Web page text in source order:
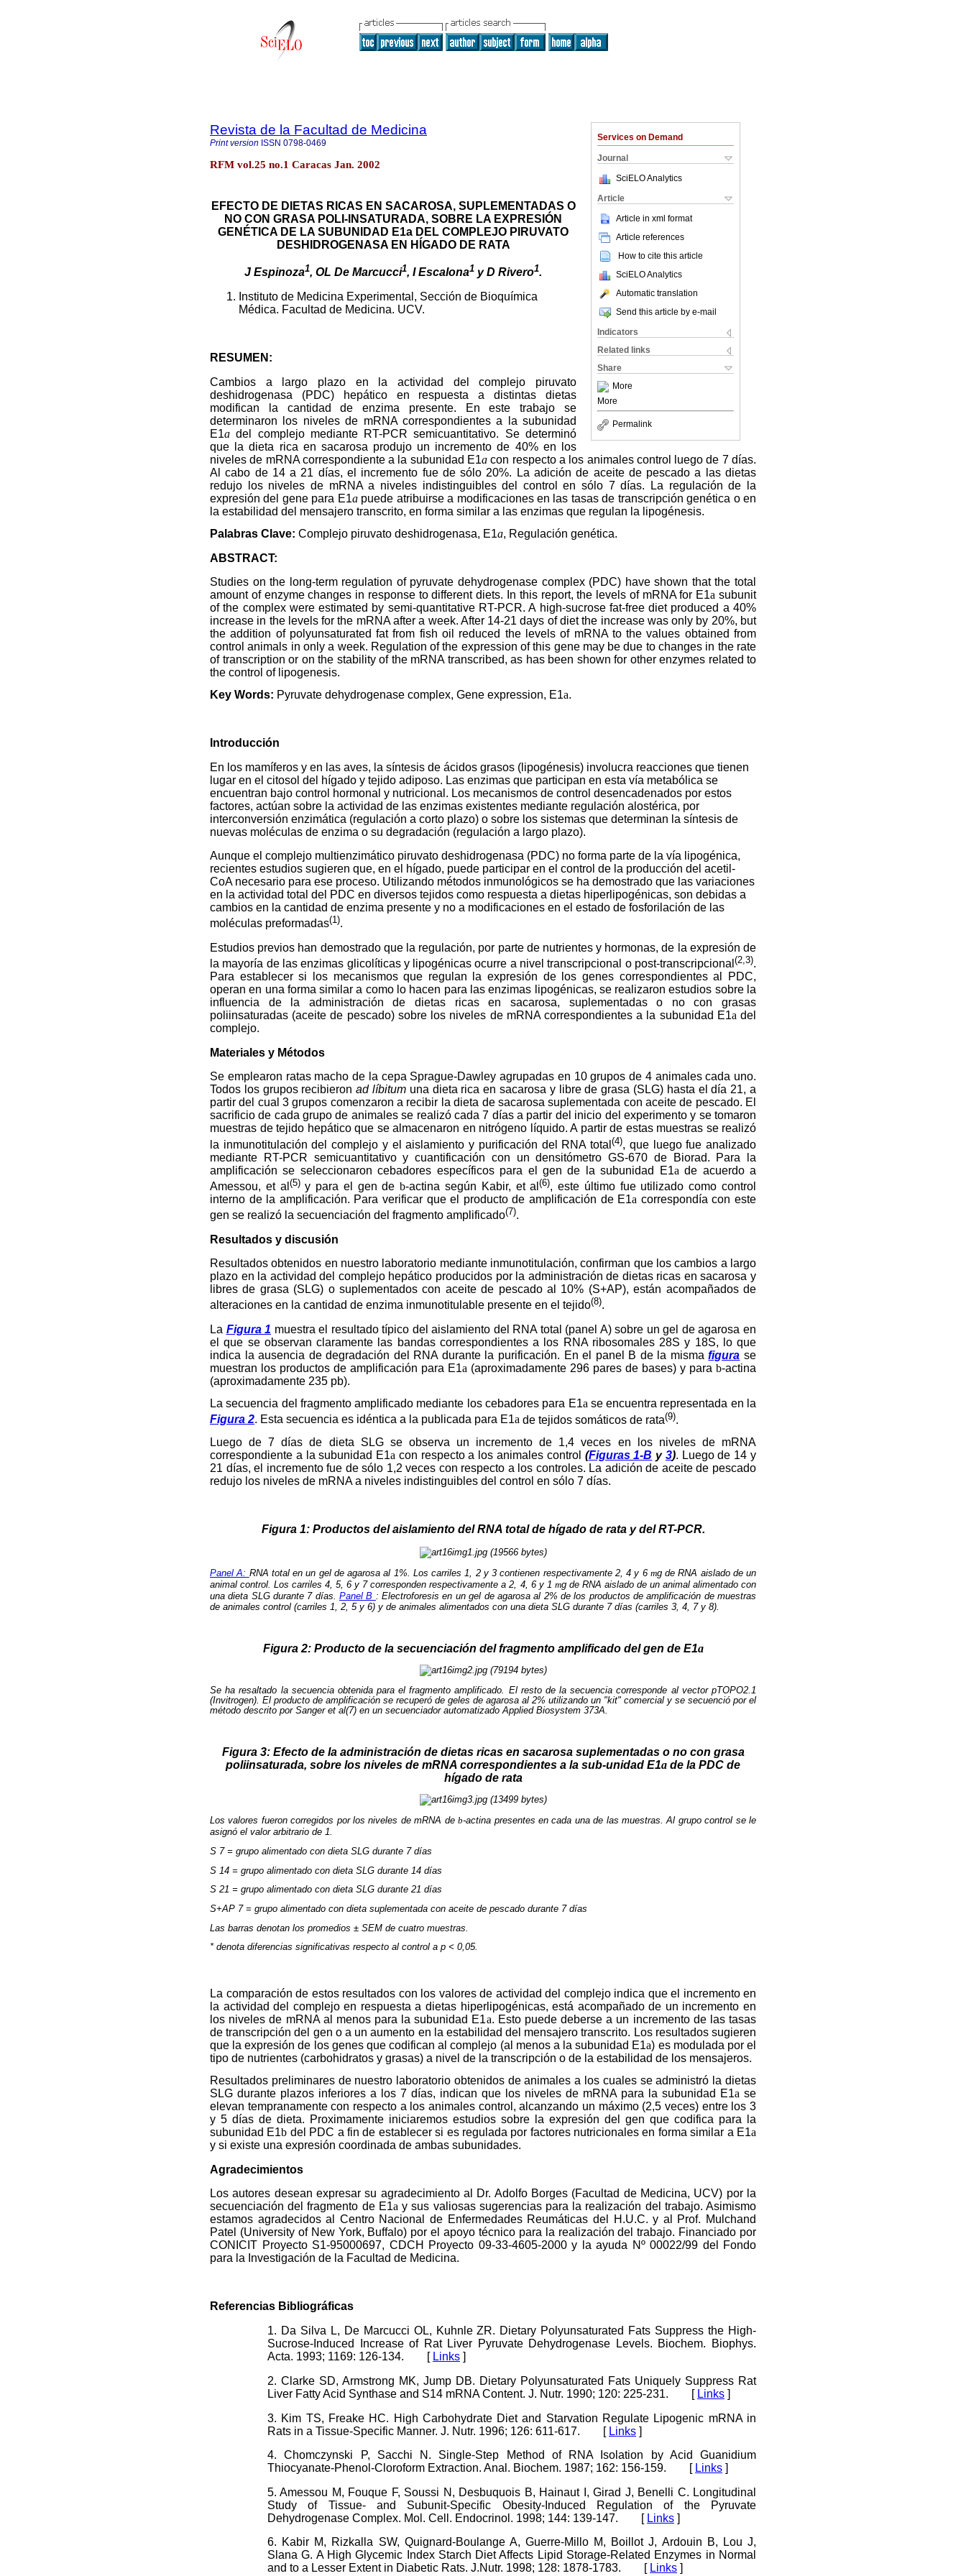
Services on Demand
Journal
SciELO Analytics
Article
Article in xml format
Article references
How to cite this article
SciELO Analytics
Automatic translation
Send this article by e-mail
Indicators
Related links
Share
More
More
Permalink
Revista de la Facultad de Medicina
Print version ISSN 0798-0469
RFM vol.25 no.1 Caracas Jan. 2002
EFECTO DE DIETAS RICAS EN SACAROSA, SUPLEMENTADAS O
NO CON GRASA POLI-INSATURADA, SOBRE LA EXPRESIÓN
GENÉTICA DE LA SUBUNIDAD E1a DEL COMPLEJO PIRUVATO
DESHIDROGENASA EN HÍGADO DE RATA
J Espinoza1, OL De Marcucci1, I Escalona1 y D Rivero1.
Instituto de Medicina Experimental, Sección de Bioquímica
Médica. Facultad de Medicina. UCV.
RESUMEN:
Cambios a largo plazo en la actividad del complejo piruvato
deshidrogenasa (PDC) hepático en respuesta a distintas dietas
modifican la cantidad de enzima presente. En este trabajo se
determinaron los niveles de mRNA correspondientes a la subunidad
E1a del complejo mediante RT-PCR semicuantitativo. Se determinó
que la dieta rica en sacarosa produjo un incremento de 40% en los
niveles de mRNA correspondiente a la subunidad E1a con respecto a los animales control luego de 7 días.
Al cabo de 14 a 21 días, el incremento fue de sólo 20%. La adición de aceite de pescado a las dietas
redujo los niveles de mRNA a niveles indistinguibles del control en sólo 7 días. La regulación de la
expresión del gene para E1apuede atribuirse a modificaciones en las tasas de transcripción genética o en
la estabilidad del mensajero transcrito, en forma similar a las enzimas que regulan la lipogénesis.
Palabras Clave: Complejo piruvato deshidrogenasa, E1a, Regulación genética.
ABSTRACT:
Studies on the long-term regulation of pyruvate dehydrogenase complex (PDC) have shown that the total
amount of enzyme changes in response to different diets. In this report, the levels of mRNA for E1a subunit
of the complex were estimated by semi-quantitative RT-PCR. A high-sucrose fat-free diet produced a 40%
increase in the levels for the mRNA after a week. After 14-21 days of diet the increase was only by 20%, but
the addition of polyunsaturated fat from fish oil reduced the levels of mRNA to the values obtained from
control animals in only a week. Regulation of the expression of this gene may be due to changes in the rate
of transcription or on the stability of the mRNA transcribed, as has been shown for other enzymes related to
the control of lipogenesis.
Key Words: Pyruvate dehydrogenase complex, Gene expression, E1a.
Introducción
En los mamíferos y en las aves, la síntesis de ácidos grasos (lipogénesis) involucra reacciones que tienen
lugar en el citosol del hígado y tejido adiposo. Las enzimas que participan en esta vía metabólica se
encuentran bajo control hormonal y nutricional. Los mecanismos de control desencadenados por estos
factores, actúan sobre la actividad de las enzimas existentes mediante regulación alostérica, por
interconversión enzimática (regulación a corto plazo) o sobre los sistemas que determinan la síntesis de
nuevas moléculas de enzima o su degradación (regulación a largo plazo).
Aunque el complejo multienzimático piruvato deshidrogenasa (PDC) no forma parte de la vía lipogénica,
recientes estudios sugieren que, en el hígado, puede participar en el control de la producción del acetil-
CoA necesario para ese proceso. Utilizando métodos inmunológicos se ha demostrado que las variaciones
en la actividad total del PDC en diversos tejidos como respuesta a dietas hiperlipogénicas, son debidas a
cambios en la cantidad de enzima presente y no a modificaciones en el estado de fosforilación de las
moléculas preformadas(1).
Estudios previos han demostrado que la regulación, por parte de nutrientes y hormonas, de la expresión de
la mayoría de las enzimas glicolíticas y lipogénicas ocurre a nivel transcripcional o post-transcripcional (2,3).
Para establecer si los mecanismos que regulan la expresión de los genes correspondientes al PDC,
operan en una forma similar a como lo hacen para las enzimas lipogénicas, se realizaron estudios sobre la
influencia de la administración de dietas ricas en sacarosa, suplementadas o no con grasas
poliinsaturadas (aceite de pescado) sobre los niveles de mRNA correspondientes a la subunidad E1a del
complejo.
Materiales y Métodos
Se emplearon ratas macho de la cepa Sprague-Dawley agrupadas en 10 grupos de 4 animales cada uno.
Todos los grupos recibieronad líbitum una dieta rica en sacarosa y libre de grasa (SLG) hasta el día 21, a
partir del cual 3 grupos comenzaron a recibir la dieta de sacarosa suplementada con aceite de pescado. El
sacrificio de cada grupo de animales se realizó cada 7 días a partir del inicio del experimento y se tomaron
muestras de tejido hepático que se almacenaron en nitrógeno líquido. A partir de estas muestras se realizó
la inmunotitulación del complejo y el aislamiento y purificación del RNA total(4), que luego fue analizado
mediante RT-PCR semicuantitativo y cuantificación con un densitómetro GS-670 de Biorad. Para la
amplificación se seleccionaron cebadores específicos para el gen de la subunidad E1a de acuerdo a
Amessou, et al (5) y para el gen deb-actina según Kabir, et al(6), este último fue utilizado como control
interno de la amplificación. Para verificar que el producto de amplificación de E1a correspondía con este
gen se realizó la secuenciación del fragmento amplificado(7).
Resultados y discusión
Resultados obtenidos en nuestro laboratorio mediante inmunotitulación, confirman que los cambios a largo
plazo en la actividad del complejo hepático producidos por la administración de dietas ricas en sacarosa y
libres de grasa (SLG) o suplementados con aceite de pescado al 10% (S+AP), están acompañados de
alteraciones en la cantidad de enzima inmunotitulable presente en el tejido(8).
La Figura 1 muestra el resultado típico del aislamiento del RNA total (panel A) sobre un gel de agarosa en
el que se observan claramente las bandas correspondientes a los RNA ribosomales 28S y 18S, lo que
indica la ausencia de degradación del RNA durante la purificación. En el panel B de la mismafigura se
muestran los productos de amplificación para E1a (aproximadamente 296 pares de bases) y para b-actina
(aproximadamente 235 pb).
La secuencia del fragmento amplificado mediante los cebadores para E1a se encuentra representada en la
Figura 2. Esta secuencia es idéntica a la publicada para E1a de tejidos somáticos de rata(9).
Luego de 7 días de dieta SLG se observa un incremento de 1,4 veces en los niveles de mRNA
correspondiente a la subunidad E1a con respecto a los animales control (Figuras 1-B y 3). Luego de 14 y
21 días, el incremento fue de sólo 1,2 veces con respecto a los controles. La adición de aceite de pescado
redujo los niveles de mRNA a niveles indistinguibles del control en sólo 7 días.
Figura 1: Productos del aislamiento del RNA total de hígado de rata y del RT-PCR.
Panel A: RNA total en un gel de agarosa al 1%. Los carriles 1, 2 y 3 contienen respectivamente 2, 4 y 6 mg de RNA aislado de un
animal control. Los carriles 4, 5, 6 y 7 corresponden respectivamente a 2, 4, 6 y 1 mg de RNA aislado de un animal alimentado con
una dieta SLG durante 7 días.Panel B : Electroforesis en un gel de agarosa al 2% de los productos de amplificación de muestras
de animales control (carriles 1, 2, 5 y 6) y de animales alimentados con una dieta SLG durante 7 días (carriles 3, 4, 7 y 8).
Figura 2: Producto de la secuenciación del fragmento amplificado del gen de E1a
Se ha resaltado la secuencia obtenida para el fragmento amplificado. El resto de la secuencia corresponde al vector pTOPO2.1
(Invitrogen). El producto de amplificación se recuperó de geles de agarosa al 2% utilizando un "kit" comercial y se secuenció por el
método descrito por Sanger et al(7) en un secuenciador automatizado Applied Biosystem 373A.
Figura 3: Efecto de la administración de dietas ricas en sacarosa suplementadas o no con grasa
poliinsaturada, sobre los niveles de mRNA correspondientes a la sub-unidad E1a de la PDC de
hígado de rata
Los valores fueron corregidos por los niveles de mRNA deb-actina presentes en cada una de las muestras. Al grupo control se le
asignó el valor arbitrario de 1.
S 7 = grupo alimentado con dieta SLG durante 7 días
S 14 = grupo alimentado con dieta SLG durante 14 días
S 21 = grupo alimentado con dieta SLG durante 21 días
S+AP 7 = grupo alimentado con dieta suplementada con aceite de pescado durante 7 días
Las barras denotan los promedios ± SEM de cuatro muestras.
* denota diferencias significativas respecto al control a p < 0,05.
La comparación de estos resultados con los valores de actividad del complejo indica que el incremento en
la actividad del complejo en respuesta a dietas hiperlipogénicas, está acompañado de un incremento en
los niveles de mRNA al menos para la subunidad E1a. Esto puede deberse a un incremento de las tasas
de transcripción del gen o a un aumento en la estabilidad del mensajero transcrito. Los resultados sugieren
que la expresión de los genes que codifican al complejo (al menos a la subunidad E1a) es modulada por el
tipo de nutrientes (carbohidratos y grasas) a nivel de la transcripción o de la estabilidad de los mensajeros.
Resultados preliminares de nuestro laboratorio obtenidos de animales a los cuales se administró la dietas
SLG durante plazos inferiores a los 7 días, indican que los niveles de mRNA para la subunidad E1a se
elevan tempranamente con respecto a los animales control, alcanzando un máximo (2,5 veces) entre los 3
y 5 días de dieta. Proximamente iniciaremos estudios sobre la expresión del gen que codifica para la
subunidad E1b del PDC a fin de establecer si es regulada por factores nutricionales en forma similar a E1a
y si existe una expresión coordinada de ambas subunidades.
Agradecimientos
Los autores desean expresar su agradecimiento al Dr. Adolfo Borges (Facultad de Medicina, UCV) por la
secuenciación del fragmento de E1ay sus valiosas sugerencias para la realización del trabajo. Asimismo
estamos agradecidos al Centro Nacional de Enfermedades Reumáticas del H.U.C. y al Prof. Mulchand
Patel (University of New York, Buffalo) por el apoyo técnico para la realización del trabajo. Financiado por
CONICIT Proyecto S1-95000697, CDCH Proyecto 09-33-4605-2000 y la ayuda Nº 00022/99 del Fondo
para la Investigación de la Facultad de Medicina.
Referencias Bibliográficas
1. Da Silva L, De Marcucci OL, Kuhnle ZR. Dietary Polyunsaturated Fats Suppress the High-
Sucrose-Induced Increase of Rat Liver Pyruvate Dehydrogenase Levels. Biochem. Biophys.
Acta. 1993; 1169: 126-134. [
Links
2. Clarke SD, Armstrong MK, Jump DB. Dietary Polyunsaturated Fats Uniquely Suppress Rat
Liver Fatty Acid Synthase and S14 mRNA Content. J. Nutr. 1990; 120: 225-231. [ Links ]
3. Kim TS, Freake HC. High Carbohydrate Diet and Starvation Regulate Lipogenic mRNA in
Rats in a Tissue-Specific Manner. J. Nutr. 1996; 126: 611-617. [ Links ]
4. Chomczynski P, Sacchi N. Single-Step Method of RNA Isolation by Acid Guanidium
Thiocyanate-Phenol-Cloroform Extraction. Anal. Biochem. 1987; 162: 156-159. [ Links ]
5. Amessou M, Fouque F, Soussi N, Desbuquois B, Hainaut I, Girad J, Benelli C. Longitudinal
Study of Tissue- and Subunit-Specific Obesity-Induced Regulation of the Pyruvate
Dehydrogenase Complex. Mol. Cell. Endocrinol. 1998; 144: 139-147. [ Links ]
6. Kabir M, Rizkalla SW, Quignard-Boulange A, Guerre-Millo M, Boillot J, Ardouin B, Lou J,
Slana G. A High Glycemic Index Starch Diet Affects Lipid Storage-Related Enzymes in Normal
and to a Lesser Extent in Diabetic Rats. J.Nutr. 1998; 128: 1878-1783. [ Links ]